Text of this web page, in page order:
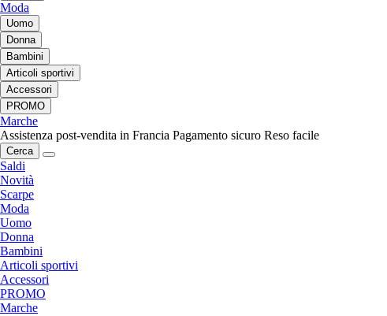
Moda
Uomo
Donna
Bambini
Articoli sportivi
Accessori
PROMO
Marche
Assistenza post-vendita in Francia Pagamento sicuro Reso facile
Cerca
Saldi
Novità
Scarpe
Moda
Uomo
Donna
Bambini
Articoli sportivi
Accessori
PROMO
Marche